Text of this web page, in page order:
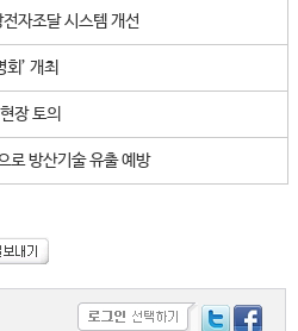
자조달 시스템 개선
’ 개최
장 토의
로 방산기술 유출 예방